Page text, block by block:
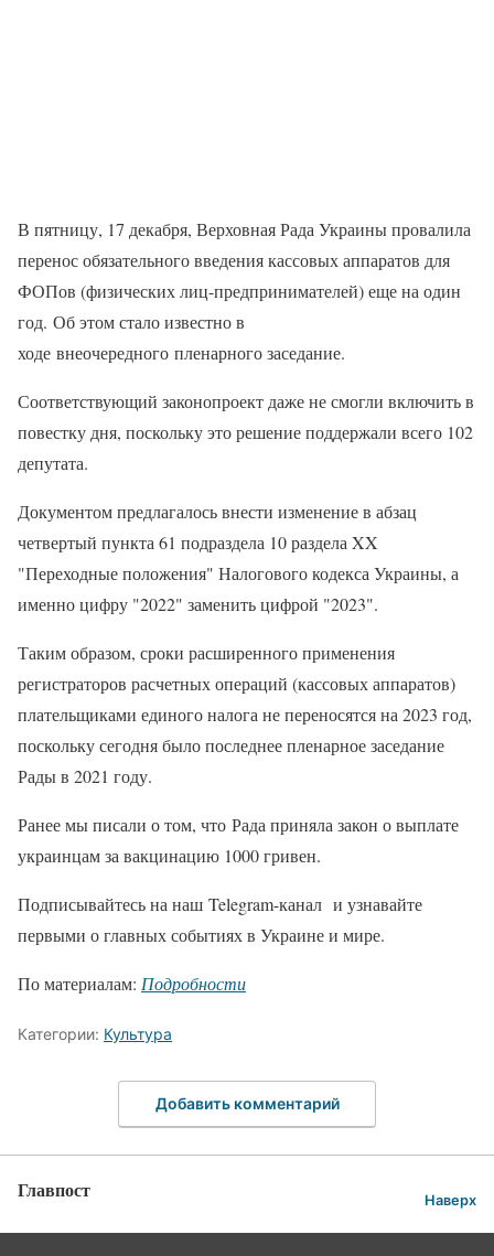
В пятницу, 17 декабря, Верховная Рада Украины провалила
перенос обязательного введения кассовых аппаратов для
ФОПов (физических лиц-предпринимателей) еще на один
год. Об этом стало известно в
ходе внеочередного пленарного заседание.
Соответствующий законопроект даже не смогли включить в
повестку дня, поскольку это решение поддержали всего 102
депутата.
Документом предлагалось внести изменение в абзац
четвертый пункта 61 подраздела 10 раздела XX
"Переходные положения" Налогового кодекса Украины, а
именно цифру "2022" заменить цифрой "2023".
Таким образом, сроки расширенного применения
регистраторов расчетных операций (кассовых аппаратов)
плательщиками единого налога не переносятся на 2023 год,
поскольку сегодня было последнее пленарное заседание
Рады в 2021 году.
Ранее мы писали о том, что Рада приняла закон о выплате
украинцам за вакцинацию 1000 гривен.
Подписывайтесь на наш Telegram-канал и узнавайте
первыми о главных событиях в Украине и мире.
По материалам: Подробности
Категории: Культура
Добавить комментарий
Главпост Наверх